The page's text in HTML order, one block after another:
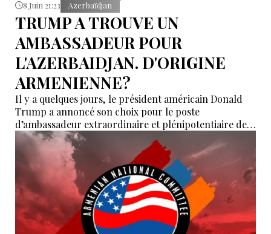
8 Juin 21:23 Azerbaïdjan
TRUMP A TROUVE UN
AMBASSADEUR POUR
L'AZERBAIDJAN. D'ORIGINE
ARMENIENNE?
Il y a quelques jours, le président américain Donald
Trump a annoncé son choix pour le poste
d’ambassadeur extraordinaire et plénipotentiaire des
États-Unis en Azerbaïdjan. Son candidat est
Alexander Alden, dont la nomination a déjà été
transmise au Sénat pour confirmation.